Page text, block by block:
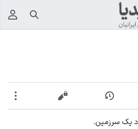
جستجو
نمایش تاریخچهنمایش مبدأ
یک سرزمین.